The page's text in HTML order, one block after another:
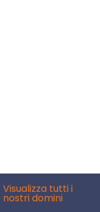
Visualizza tutti i
nostri domini